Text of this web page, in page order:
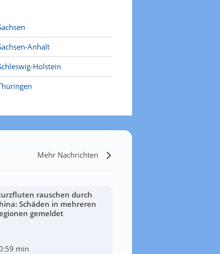
Anhalt
Holstein
Mehr Nachrichten
rauschen durch
Schäden in mehreren
gemeldet
min